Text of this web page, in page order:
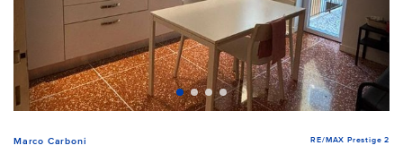
Marco Carboni RE/MAX Prestige 2